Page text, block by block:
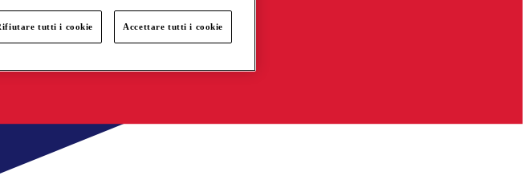
tutti i cookie Accettare tutti i cookie